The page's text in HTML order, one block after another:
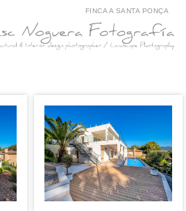
FINCA A SANTA PONÇA